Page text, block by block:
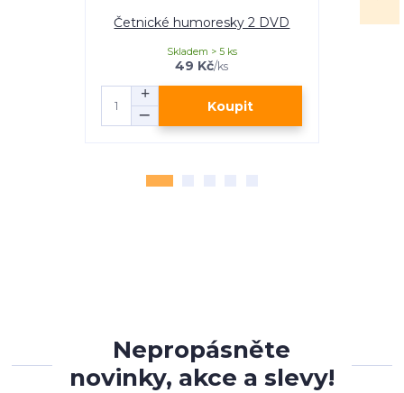
Četnické humoresky 2 DVD
49 Kč/ks
Skladem > 5 ks
Koupit
Nepropásněte
novinky, akce a slevy!